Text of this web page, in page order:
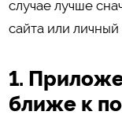
случае лучше
сайта или личный
1.
ближе к